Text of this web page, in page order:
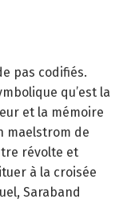
pas codifiés.
qu’est la
et la mémoire
maelstrom de
révolte et
à la croisée
Saraband